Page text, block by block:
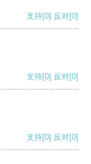
支持[0] 反对[0]
支持[0] 反对[0]
支持[0] 反对[0]